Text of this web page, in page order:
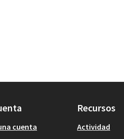
cuenta
Recursos
Actividad